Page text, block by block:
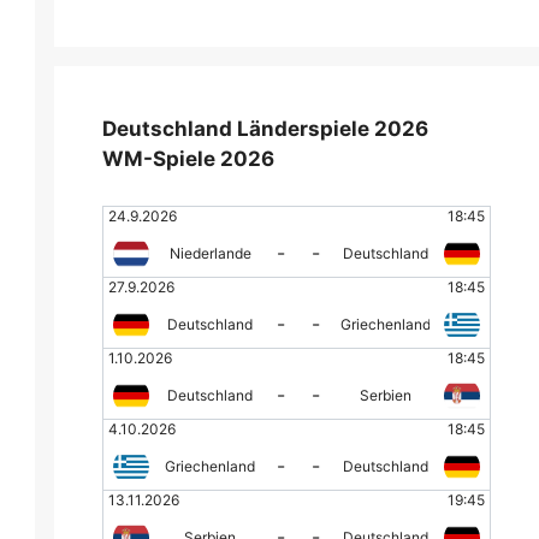
Deutschland Länderspiele 2026
WM-Spiele 2026
24.9.2026 18:45
Niederlande - -
Deutschland
27.9.2026
18:45
Deutschland - -
Griechenland
1.10.2026
18:45
Deutschland - -
Serbien
4.10.2026
18:45
Griechenland - -
Deutschland
13.11.2026
19:45